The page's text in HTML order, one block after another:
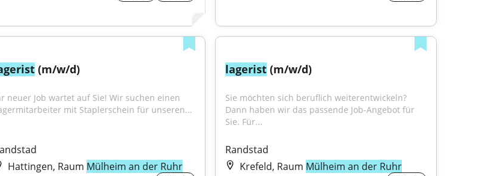
(m/w/d)
neuer Job wartet auf Sie! Wir suchen einen
mit Staplerschein für unseren...
Hattingen, Raum Mülheim an der Ruhr
lagerist (m/w/d)
Sie möchten sich beruflich weiterentwickeln?
Dann haben wir das passende Job-Angebot für
Sie. Für...
Randstad
Krefeld, Raum Mülheim an der Ruhr